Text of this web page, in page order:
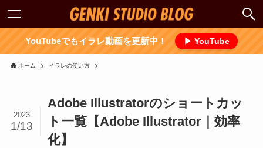
YouTubeでもイラレ動画を更新中！ ▶ YouTube
ホーム イラレの使い方
Adobe Illustratorのショートカッ
ト一覧【Adobe Illustrator｜効率
化】
2023
1/13